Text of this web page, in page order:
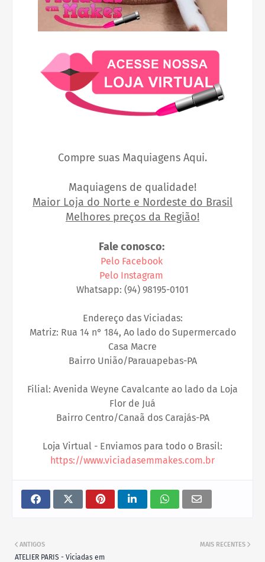
Compre suas Maquiagens Aqui.
Maquiagens de qualidade!
Maior Loja do Norte e Nordeste do Brasil
Melhores preços da Região!
Fale conosco:
Pelo Facebook
Pelo Instagram
Whatsapp: (94) 98195-0101
Endereço das Viciadas:
Matriz: Rua 14 n° 184, Ao lado do Supermercado
Casa Macre
Bairro União/Parauapebas-PA
Filial: Avenida Weyne Cavalcante ao lado da Loja
Flor de Juá
Bairro Centro/Canaã dos Carajás-PA
Loja Virtual - Enviamos para todo o Brasil:
https://www.viciadasemmakes.com.br
MAIS RECENTES
ANTIGOS
ATELIER PARIS - Viciadas em